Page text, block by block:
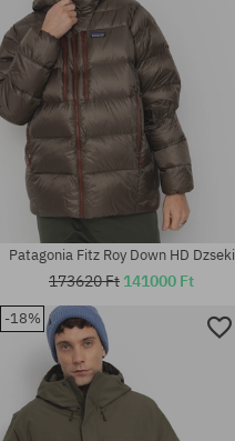
Elérhető méretek:
M; L; XL
Patagonia Fitz Roy Down HD Dzseki
173620 Ft 141000 Ft
-18%